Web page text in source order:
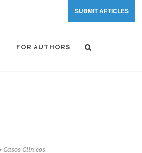
SUBMIT ARTICLES
FOR AUTHORS
Casos Clínicos